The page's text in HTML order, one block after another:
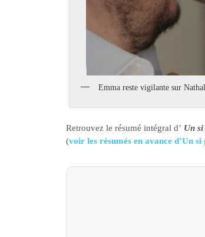
Emma reste vigilante sur
Retrouvez le résumé intégral d’ Un
(voir les résumés en avance d’Un